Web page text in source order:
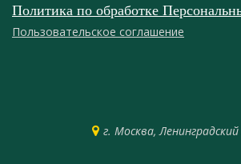
Политика по обработке
Пользовательское соглашение
г. Москва,